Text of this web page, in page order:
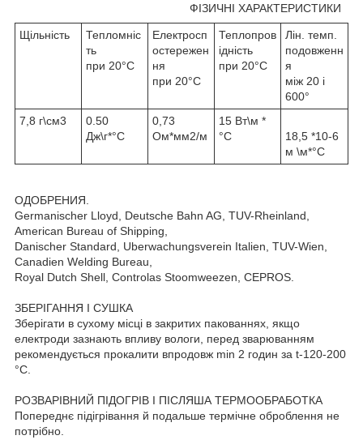
ФІЗИЧНІ ХАРАКТЕРИСТИКИ
Щільність
Тепломніс
ть
при 20°C
Електросп
остережен
ня
при 20°C
Теплопров
ідність
при 20°C
Лін. темп.
подовженн
я
між 20 і
600°
7,8 г\см3
0.50
Дж\г*°C
0,73
Ом*мм2/м
15 Вт\м *
°C
18,5 *10-6
м \м*°C
ОДОБРЕНИЯ.
Germanischer Lloyd, Deutsche Bahn AG, TUV-Rheinland,
American Bureau of Shipping,
Danischer Standard, Uberwachungsverein Italien, TUV-Wien,
Canadien Welding Bureau,
Royal Dutch Shell, Controlas Stoomweezen, CEPROS.
ЗБЕРІГАННЯ І СУШКА
Зберігати в сухому місці в закритих пакованнях, якщо
електроди зазнають впливу вологи, перед зварюванням
рекомендується прокалити впродовж min 2 годин за t-120-200
°C.
РОЗВАРІВНИЙ ПІДОГРІВ І ПІСЛЯША ТЕРМООБРАБОТКА
Попереднє підігрівання й подальше термічне оброблення не
потрібно.